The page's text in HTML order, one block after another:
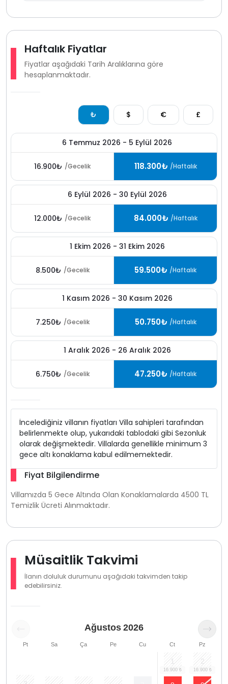
sıcaklıklar sağlık açısından uygun değildir.
Haftalık Fiyatlar
Fiyatlar aşağıdaki Tarih Aralıklarına göre
hesaplanmaktadır.
₺ $ € £
6 Temmuz 2026 - 5 Eylül 2026
16.900₺ /Gecelik 118.300₺ /Haftalık
6 Eylül 2026 - 30 Eylül 2026
12.000₺ /Gecelik 84.000₺ /Haftalık
1 Ekim 2026 - 31 Ekim 2026
8.500₺ /Gecelik 59.500₺ /Haftalık
1 Kasım 2026 - 30 Kasım 2026
7.250₺ /Gecelik 50.750₺ /Haftalık
1 Aralık 2026 - 26 Aralık 2026
6.750₺ /Gecelik 47.250₺ /Haftalık
İncelediğiniz villanın fiyatları Villa sahipleri tarafından
belirlenmekte olup, yukarıdaki tablodaki gibi Sezonluk
olarak değişmektedir. Villalarda genellikle minimum 3
gece altı konaklama kabul edilmemektedir.
Fiyat Bilgilendirme
Villamızda 5 Gece Altında Olan Konaklamalarda 4500 TL
Temizlik Ücreti Alınmaktadır.
Müsaitlik Takvimi
İlanın doluluk durumunu aşağıdaki takvimden takip
edebilirsiniz.
Ağustos 2026
Pt Sa Ça Pe Cu Ct Pz
1 2